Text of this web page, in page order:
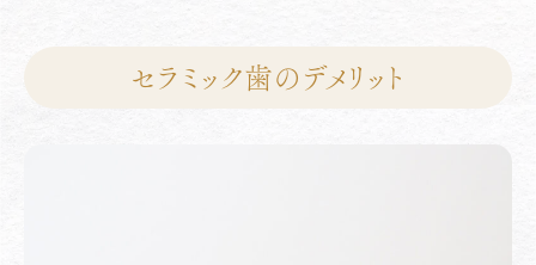
セラミック歯のデメリット